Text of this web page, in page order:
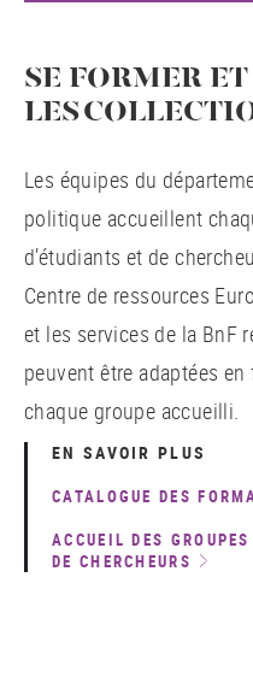
SE FORMER
LES
Les équipes du
politique accueillent
d’étudiants et de
Centre de ressources
et les services de la BnF
peuvent être adaptées
chaque groupe accueilli.
EN SAVOIR PLUS
CATALOGUE DES
ACCUEIL DES
DE CHERCHEURS